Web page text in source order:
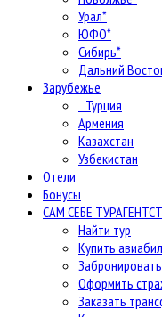
Урал*
ЮФО*
Сибирь*
Дальний
Зарубежье
Турция
Армения
Казахстан
Узбекистан
Отели
Бонусы
САМ СЕБЕ
Найти тур
Купить
Оформить
Заказать